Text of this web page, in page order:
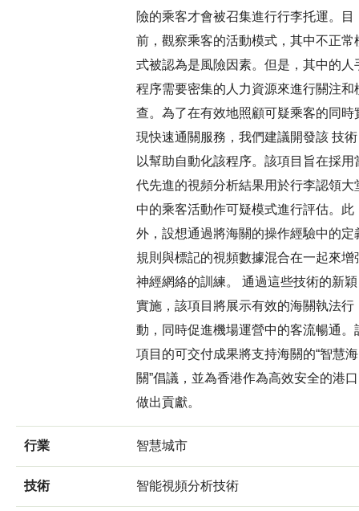
險的乘客才會被召集進行行李托運。目
前，觀察乘客的活動模式，其中不正常
式被認為是風險因素。但是，其中的人
程序需要密集的人力資源來進行關注和
查。為了在有效地照顧可疑乘客的同時
現快速通關服務，我們建議開發該 技術
以幫助自動化該程序。該項目旨在採用
代先進的視頻分析結果用於行李認領大
中的乘客活動作可疑模式進行評估。此
外，設想通過將海關的操作經驗中的定
規則與標記的視頻數據混合在一起來增
神經網絡的訓練。 通過這些技術的新穎
實施，該項目將展示有效的海關執法行
動，同時促進機場運營中的客流暢通。
項目的可交付成果將支持海關的“智慧海
關”倡議，並為香港作為高效安全的港口
做出貢獻。
行業 智慧城市
技術 智能視頻分析技術